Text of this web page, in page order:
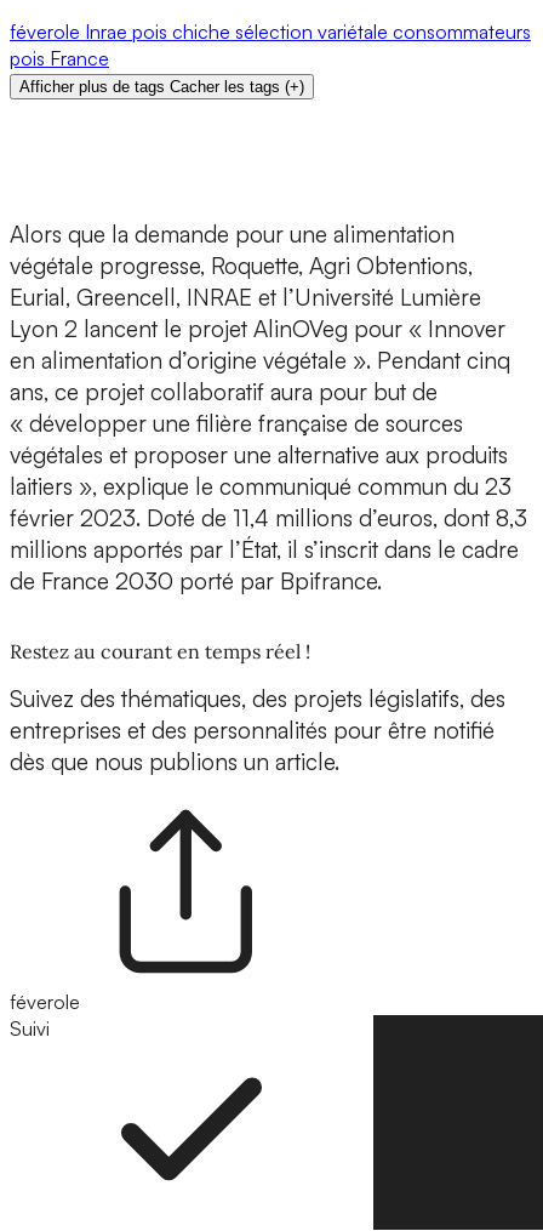
féverole Inrae pois chiche sélection variétale consommateurs
pois France
Afficher plus de tags Cacher les tags (+)
Alors que la demande pour une alimentation
végétale progresse, Roquette, Agri Obtentions,
Eurial, Greencell, INRAE et l’Université Lumière
Lyon 2 lancent le projet AlinOVeg pour « Innover
en alimentation d’origine végétale ». Pendant cinq
ans, ce projet collaboratif aura pour but de
« développer une filière française de sources
végétales et proposer une alternative aux produits
laitiers », explique le communiqué commun du 23
février 2023. Doté de 11,4 millions d’euros, dont 8,3
millions apportés par l’État, il s’inscrit dans le cadre
de France 2030 porté par Bpifrance.
Restez au courant en temps réel !
Suivez des thématiques, des projets législatifs, des
entreprises et des personnalités pour être notifié
dès que nous publions un article.
féverole
Suivi